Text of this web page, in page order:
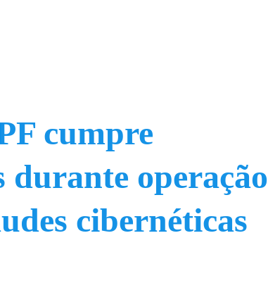
cumpre
durante operação
cibernéticas